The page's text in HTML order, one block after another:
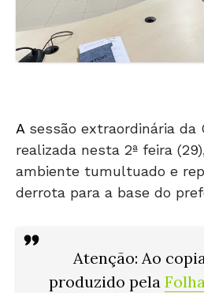
Asessão extraordinária da
realizada nesta 2ª feira
ambiente tumultuado e
derrota para a base do
Atenção: Ao
produzido pela